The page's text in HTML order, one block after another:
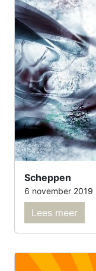
Scheppen
6 november 2019
Lees meer